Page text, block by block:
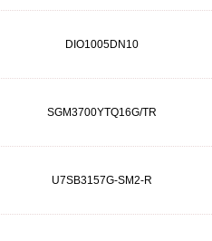
DIO1005DN10
SGM3700YTQ16G/TR
U7SB3157G-SM2-R